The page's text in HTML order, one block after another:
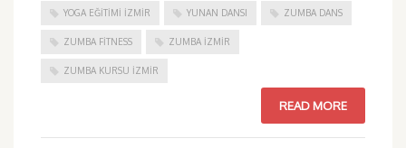
YOGA EĞITIMI İZMIR YUNAN DANSI ZUMBA DANS
ZUMBA FITNESS ZUMBA İZMIR
ZUMBA KURSU İZMIR
READ MORE